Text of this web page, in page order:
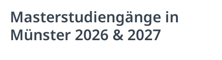
Masterstudiengänge in
Münster 2026 & 2027